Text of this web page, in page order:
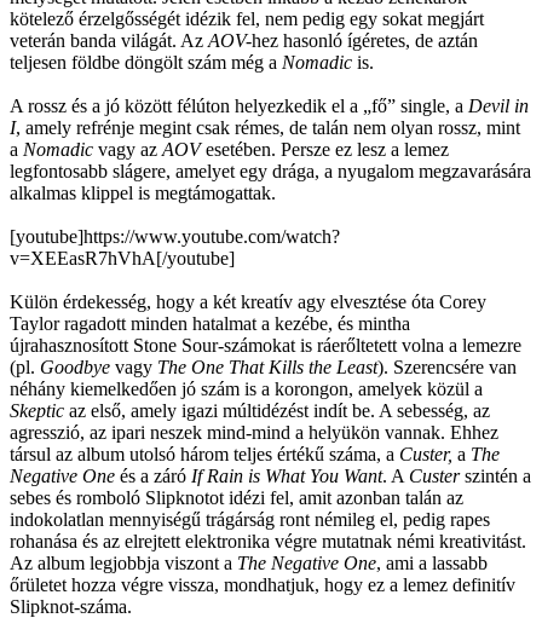
kötelező érzelgősségét idézik fel, nem pedig egy sokat megjárt
veterán banda világát. Az AOV-hez hasonló ígéretes, de aztán
teljesen földbe döngölt szám még a Nomadic is.
A rossz és a jó között félúton helyezkedik el a „fő” single, a Devil in
I, amely refrénje megint csak rémes, de talán nem olyan rossz, mint
a Nomadic vagy az AOVesetében. Persze ez lesz a lemez
legfontosabb slágere, amelyet egy drága, a nyugalom megzavarására
alkalmas klippel is megtámogattak.
[youtube]https://www.youtube.com/watch?
v=XEEasR7hVhA[/youtube]
Külön érdekesség, hogy a két kreatív agy elvesztése óta Corey
Taylor ragadott minden hatalmat a kezébe, és mintha
újrahasznosított Stone Sour-számokat is ráerőltetett volna a lemezre
(pl. Goodbye vagy The One That Kills the Least). Szerencsére van
néhány kiemelkedően jó szám is a korongon, amelyek közül a
Skeptic az első, amely igazi múltidézést indít be. A sebesség, az
agresszió, az ipari neszek mind-mind a helyükön vannak. Ehhez
társul az album utolsó három teljes értékű száma, a Custer, a The
Negative One és a záró If Rain is What You Want. A Custerszintén a
sebes és romboló Slipknotot idézi fel, amit azonban talán az
indokolatlan mennyiségű trágárság ront némileg el, pedig rapes
rohanása és az elrejtett elektronika végre mutatnak némi kreativitást.
Az album legjobbja viszont a The Negative One, ami a lassabb
őrületet hozza végre vissza, mondhatjuk, hogy ez a lemez definitív
Slipknot-száma.